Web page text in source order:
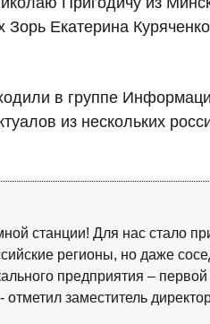
Екатерина
в группе
из нескольких
станции! Для нас стало
регионы, но даже
предприятия –
заместитель